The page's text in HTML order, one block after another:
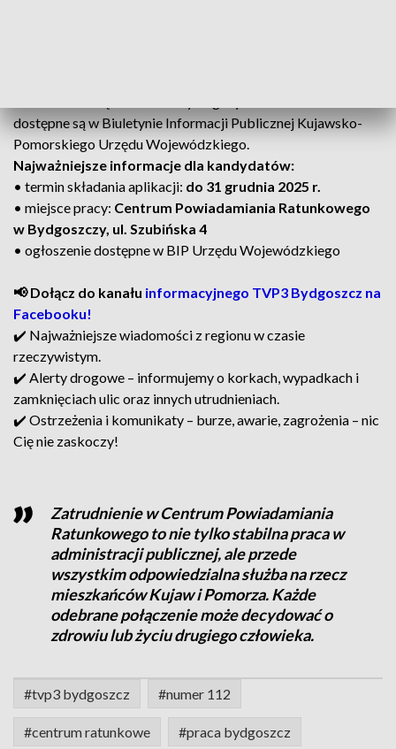
dostępne są w Biuletynie Informacji Publicznej Kujawsko-
Pomorskiego Urzędu Wojewódzkiego.
Najważniejsze informacje dla kandydatów:
• termin składania aplikacji: do 31 grudnia 2025 r.
• miejsce pracy: Centrum Powiadamiania Ratunkowego
w Bydgoszczy, ul. Szubińska 4
• ogłoszenie dostępne w BIP Urzędu Wojewódzkiego
📢 Dołącz do kanału informacyjnego TVP3 Bydgoszcz na
Facebooku!
✔️ Najważniejsze wiadomości z regionu w czasie
rzeczywistym.
✔️ Alerty drogowe – informujemy o korkach, wypadkach i
zamknięciach ulic oraz innych utrudnieniach.
✔️ Ostrzeżenia i komunikaty – burze, awarie, zagrożenia – nic
Cię nie zaskoczy!
Zatrudnienie w Centrum Powiadamiania
Ratunkowego to nie tylko stabilna praca w
administracji publicznej, ale przede
wszystkim odpowiedzialna służba na rzecz
mieszkańców Kujaw i Pomorza. Każde
odebrane połączenie może decydować o
zdrowiu lub życiu drugiego człowieka.
#tvp3 bydgoszcz #numer 112
#centrum ratunkowe #praca bydgoszcz